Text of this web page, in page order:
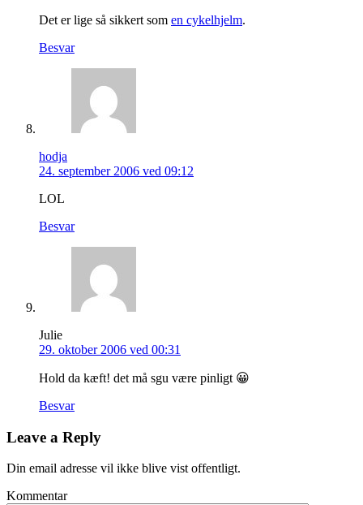
Det er lige så sikkert som en cykelhjelm.
Besvar
hodja
24. september 2006 ved 09:12
LOL
Besvar
Julie
29. oktober 2006 ved 00:31
Hold da kæft! det må sgu være pinligt 😀
Besvar
Leave a Reply
Din email adresse vil ikke blive vist offentligt.
Kommentar